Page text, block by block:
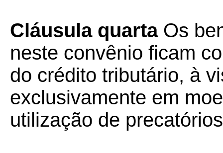
Cláusula quarta Os
neste convênio ficam
do crédito tributário, à
exclusivamente em
utilização de